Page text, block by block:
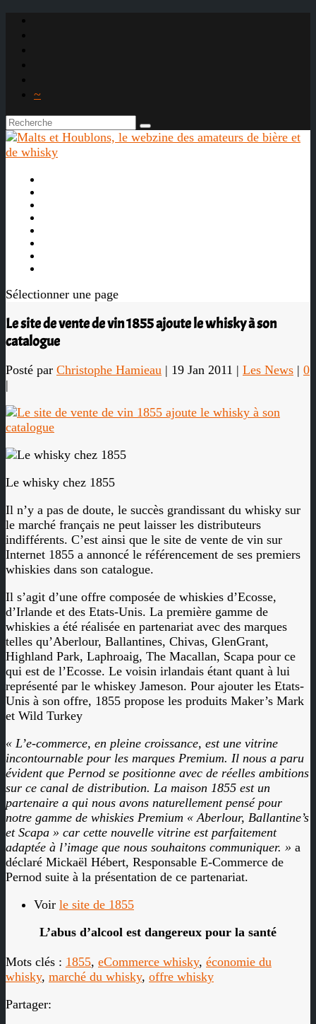
~
Sélectionner une page
Le site de vente de vin 1855 ajoute le whisky à son
catalogue
Posté par Christophe Hamieau | 19 Jan 2011 | Les News | 0
|
Le whisky chez 1855
Il n’y a pas de doute, le succès grandissant du whisky sur
le marché français ne peut laisser les distributeurs
indifférents. C’est ainsi que le site de vente de vin sur
Internet 1855 a annoncé le référencement de ses premiers
whiskies dans son catalogue.
Il s’agit d’une offre composée de whiskies d’Ecosse,
d’Irlande et des Etats-Unis. La première gamme de
whiskies a été réalisée en partenariat avec des marques
telles qu’Aberlour, Ballantines, Chivas, GlenGrant,
Highland Park, Laphroaig, The Macallan, Scapa pour ce
qui est de l’Ecosse. Le voisin irlandais étant quant à lui
représenté par le whiskey Jameson. Pour ajouter les Etats-
Unis à son offre, 1855 propose les produits Maker’s Mark
et Wild Turkey
« L’e-commerce, en pleine croissance, est une vitrine
incontournable pour les marques Premium. Il nous a paru
évident que Pernod se positionne avec de réelles ambitions
sur ce canal de distribution. La maison 1855 est un
partenaire a qui nous avons naturellement pensé pour
notre gamme de whiskies Premium « Aberlour, Ballantine’s
et Scapa » car cette nouvelle vitrine est parfaitement
adaptée à l’image que nous souhaitons communiquer. » a
déclaré Mickaël Hébert, Responsable E-Commerce de
Pernod suite à la présentation de ce partenariat.
Voir le site de 1855
L’abus d’alcool est dangereux pour la santé
Mots clés : 1855, eCommerce whisky, économie du
whisky, marché du whisky, offre whisky
Partager: